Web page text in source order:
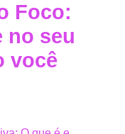
Foco:
no seu
você